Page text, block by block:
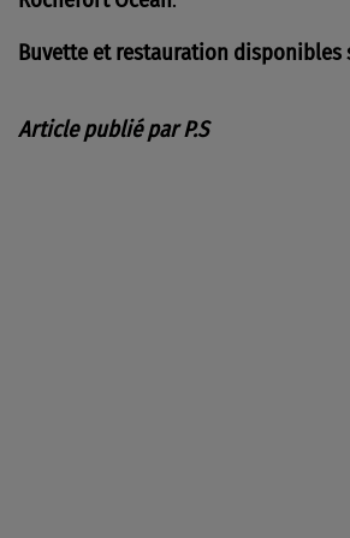
Buvette et restauration disponibles
Article publié par P.S